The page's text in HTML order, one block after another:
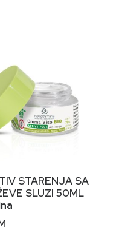
STARENJA SA
SLUZI 50ML